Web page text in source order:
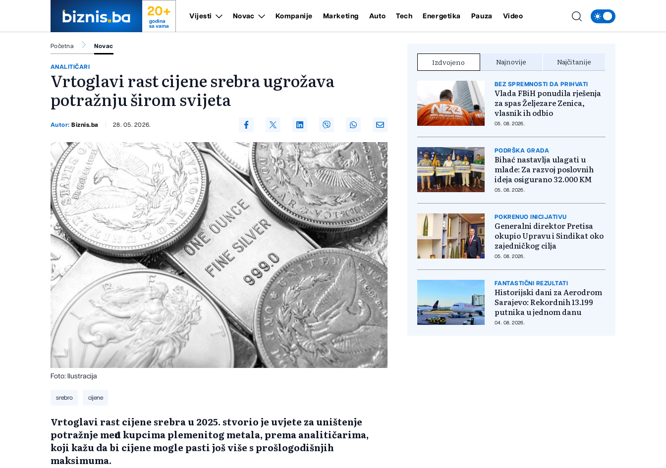
20+
godina
sa vama
Vijesti Novac Kompanije Marketing Auto Tech Energetika Pauza Video
Početna Novac
ANALITIČARI
Vrtoglavi rast cijene srebra ugrožava
potražnju širom svijeta
Autor:Biznis.ba 28. 05. 2026.
Foto: Ilustracija
srebro cijene
Vrtoglavi rast cijene srebra u 2025. stvorio je uvjete za uništenje
potražnje među kupcima plemenitog metala, prema analitičarima,
koji kažu da bi cijene mogle pasti još više s prošlogodišnjih
maksimuma.
Izdvojeno Najnovije Najčitanije
BEZ SPREMNOSTI DA PRIHVATI
Vlada FBiH ponudila rješenja
za spas Željezare Zenica,
vlasnik ih odbio
05. 08. 2026.
PODRŠKA GRADA
Bihać nastavlja ulagati u
mlade: Za razvoj poslovnih
ideja osigurano 32.000 KM
05. 08. 2026.
POKRENUO INICIJATIVU
Generalni direktor Pretisa
okupio Upravu i Sindikat oko
zajedničkog cilja
05. 08. 2026.
FANTASTIČNI REZULTATI
Historijski dani za Aerodrom
Sarajevo: Rekordnih 13.199
putnika u jednom danu
04. 08. 2026.